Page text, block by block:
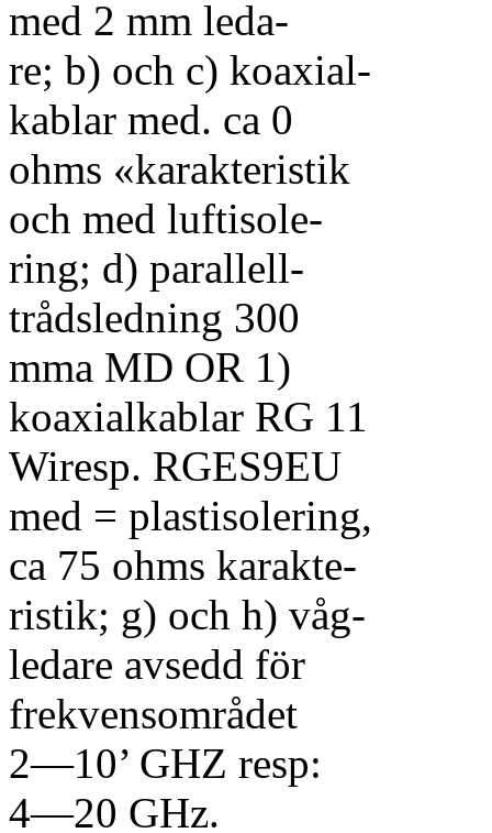
med 2 mm leda-
re; b) och c) koaxial-
kablar med. ca 0
ohms «karakteristik
och med luftisole-
ring; d) parallell-
trådsledning 300
mma MD OR 1)
koaxialkablar RG 11
Wiresp. RGES9EU
med = plastisolering,
ca 75 ohms karakte-
ristik; g) och h) våg-
ledare avsedd för
frekvensområdet
2—10’ GHZ resp:
4—20 GHz.